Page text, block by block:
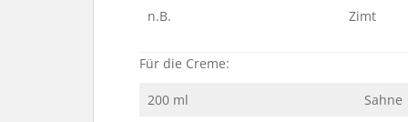
n.B.
Zimt
Für die Creme:
200 ml
Sahne